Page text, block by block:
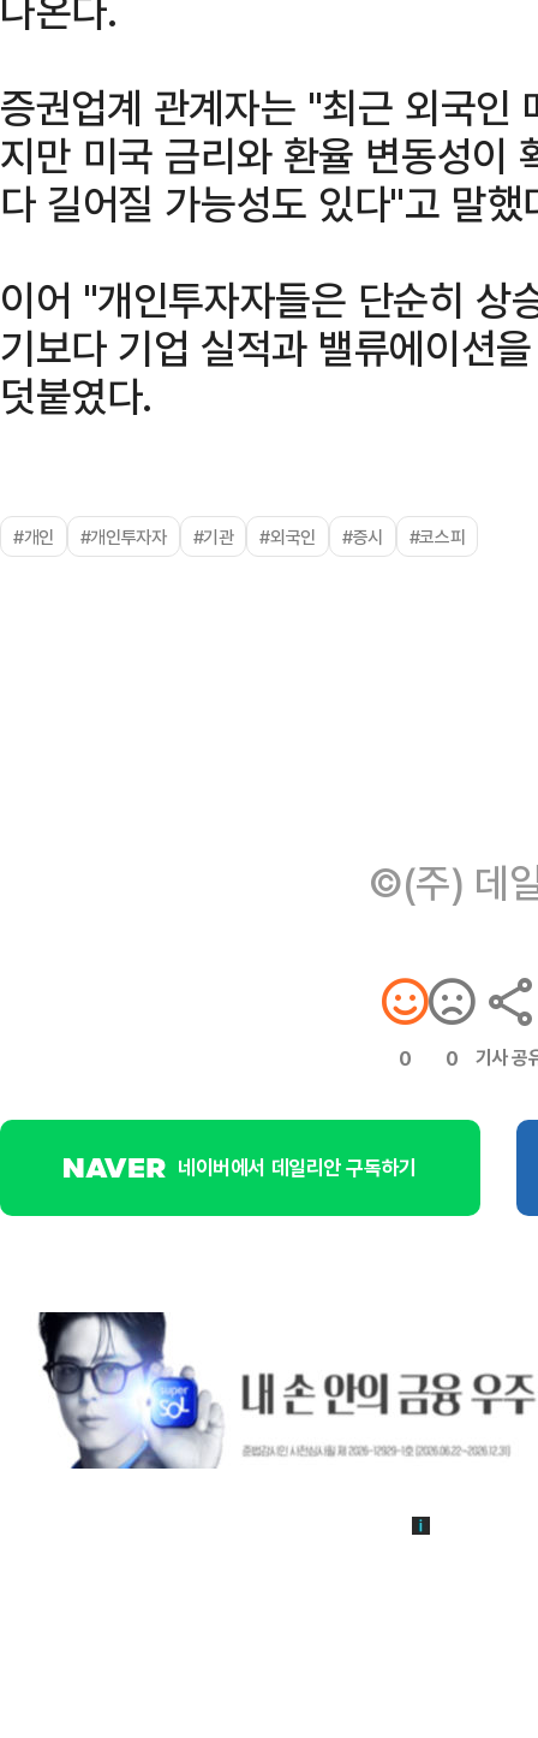
증권업계 관계자는 "최근 외국인
지만 미국 금리와 환율 변동성이
다 길어질 가능성도 있다"고 말했
이어 "개인투자자들은 단순히 상
기보다 기업 실적과 밸류에이션
덧붙였다.
#개인 #개인투자자 #기관 #외국인 #증시 #코스피
©(주) 데
0 0 기사 공
네이버에서 데일리안 구독하기